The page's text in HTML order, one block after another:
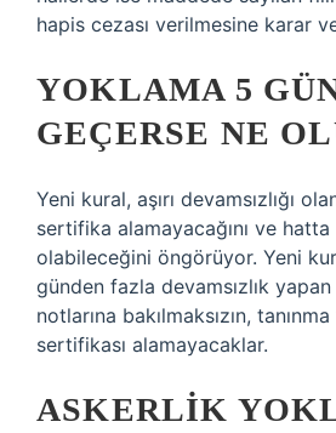
hapis cezası verilmesine karar
YOKLAMA 5
GEÇERSE NE
Yeni kural, aşırı devamsızlığı
sertifika alamayacağını ve hatta
olabileceğini öngörüyor. Yeni
günden fazla devamsızlık
notlarına bakılmaksızın,
sertifikası alamayacaklar.
ASKERLIK